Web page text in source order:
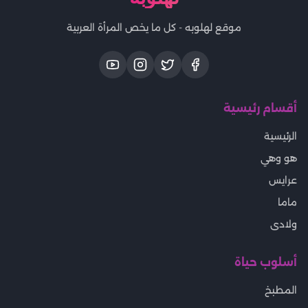
موقع لهلوبه - كل ما يخص المرأة العربية
أقسام رئيسية
الرئيسية
هو وهي
عرايس
ماما
ولادى
أسلوب حياة
المطبخ